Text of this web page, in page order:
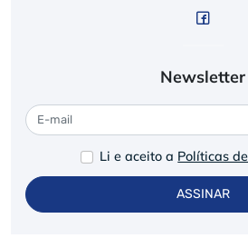
Newsletter
Li e aceito a Políticas
ASSINAR